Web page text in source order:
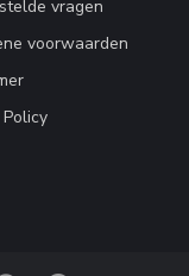
vragen
voorwaarden